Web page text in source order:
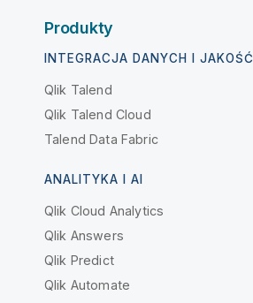
Produkty
INTEGRACJA DANYCH I JAKOŚĆ
Qlik Talend
Qlik Talend Cloud
Talend Data Fabric
ANALITYKA I AI
Qlik Cloud Analytics
Qlik Answers
Qlik Predict
Qlik Automate